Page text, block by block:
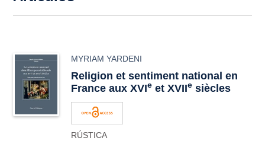
MYRIAM YARDENI
Religion et sentiment national en
France aux XVIe et XVIIe siècles
RÚSTICA